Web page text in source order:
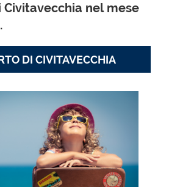
nel mese
DI CIVITAVECCHIA